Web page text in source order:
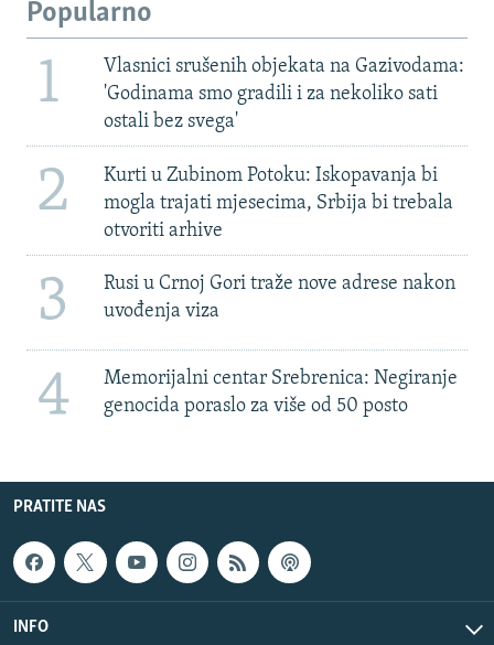
Popularno
1
Vlasnici srušenih objekata na Gazivodama:
'Godinama smo gradili i za nekoliko sati
ostali bez svega'
2
Kurti u Zubinom Potoku: Iskopavanja bi
mogla trajati mjesecima, Srbija bi trebala
otvoriti arhive
3
Rusi u Crnoj Gori traže nove adrese nakon
uvođenja viza
4
Memorijalni centar Srebrenica: Negiranje
genocida poraslo za više od 50 posto
PRATITE NAS
INFO